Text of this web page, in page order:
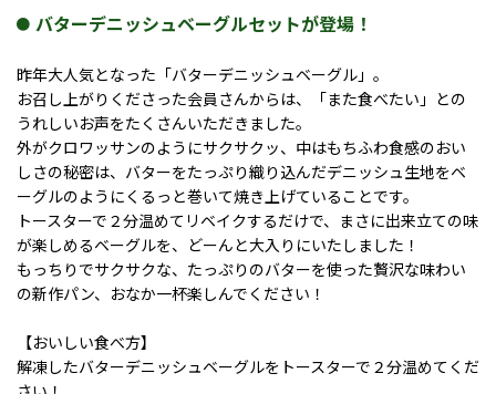
バターデニッシュベーグルセットが登場！
昨年大人気となった「バターデニッシュベーグル」。
お召し上がりくださった会員さんからは、「また食べたい」との
うれしいお声をたくさんいただきました。
外がクロワッサンのようにサクサクッ、中はもちふわ食感のおい
しさの秘密は、バターをたっぷり織り込んだデニッシュ生地をベ
ーグルのようにくるっと巻いて焼き上げていることです。
トースターで２分温めてリベイクするだけで、まさに出来立ての味
が楽しめるベーグルを、どーんと大入りにいたしました！
もっちりでサクサクな、たっぷりのバターを使った贅沢な味わい
の新作パン、おなか一杯楽しんでください！
【おいしい食べ方】
解凍したバターデニッシュベーグルをトースターで２分温めてくだ